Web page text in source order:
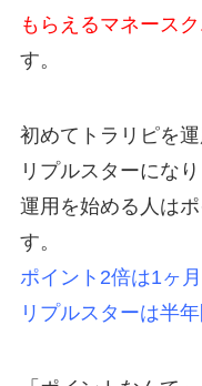
もらえるマネース
す。
初めてトラリピを
リプルスターにな
運用を始める人は
す。
ポイント2倍は1ヶ
リプルスターは半